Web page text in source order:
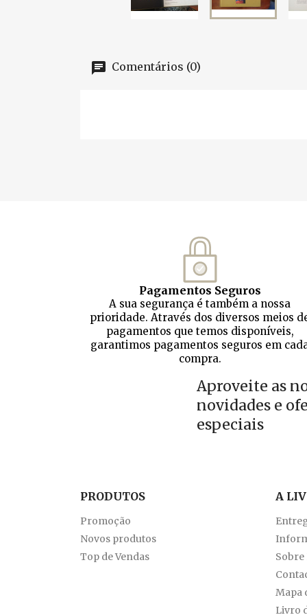
Comentários (0)
Pagamentos Seguros
A sua segurança é também a nossa
prioridade. Através dos diversos meios
pagamentos que temos disponíveis,
garantimos pagamentos seguros em
compra.
Aproveite as
novidades e
especiais
PRODUTOS
Promoção
Novos produtos
Top de Vendas
A
Sobre
Mapa
Livro